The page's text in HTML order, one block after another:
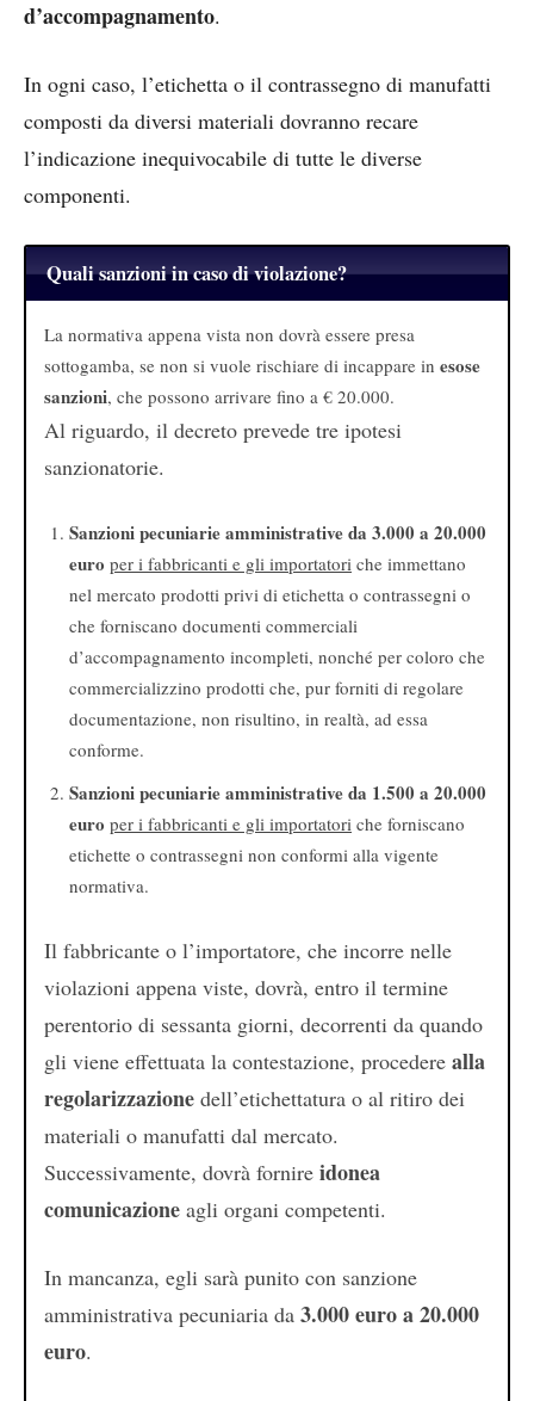
d’accompagnamento.
In ogni caso, l’etichetta o il contrassegno di manufatti
composti da diversi materiali dovranno recare
l’indicazione inequivocabile di tutte le diverse
componenti.
Quali sanzioni in caso di violazione?
La normativa appena vista non dovrà essere presa
sottogamba, se non si vuole rischiare di incappare in esose
sanzioni, che possono arrivare fino a € 20.000.
Al riguardo, il decreto prevede tre ipotesi
sanzionatorie.
Sanzioni pecuniarie amministrative da 3.000 a 20.000
euro per i fabbricanti e gli importatori che immettano
nel mercato prodotti privi di etichetta o contrassegni o
che forniscano documenti commerciali
d’accompagnamento incompleti, nonché per coloro che
commercializzino prodotti che, pur forniti di regolare
documentazione, non risultino, in realtà, ad essa
conforme.
Sanzioni pecuniarie amministrative da 1.500 a 20.000
euro per i fabbricanti e gli importatori che forniscano
etichette o contrassegni non conformi alla vigente
normativa.
Il fabbricante o l’importatore, che incorre nelle
violazioni appena viste, dovrà, entro il termine
perentorio di sessanta giorni, decorrenti da quando
gli viene effettuata la contestazione, procedere alla
regolarizzazione dell’etichettatura o al ritiro dei
materiali o manufatti dal mercato.
Successivamente, dovrà fornire idonea
comunicazione agli organi competenti.
In mancanza, egli sarà punito con sanzione
amministrativa pecuniaria da 3.000 euro a 20.000
euro.